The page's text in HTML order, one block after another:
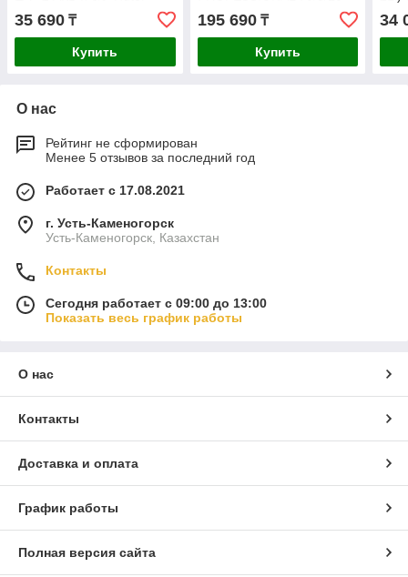
35 690 ₸
Купить
195 690₸
Купить
34
О нас
Рейтинг не сформирован
Менее 5 отзывов за последний год
Работает с 17.08.2021
г. Усть-Каменогорск
Усть-Каменогорск, Казахстан
Контакты
Сегодня работает с 09:00 до 13:00
Показать весь график работы
О нас
Контакты
Доставка и оплата
График работы
Полная версия сайта